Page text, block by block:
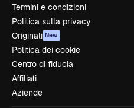
Termini e condizioni
Politica sulla privacy
Originali New
Politica dei cookie
Centro di fiducia
Affiliati
Aziende